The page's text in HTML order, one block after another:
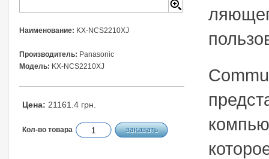
Наименование: KX-NCS2210XJ
Производитель: Panasonic
Модель: KX-NCS2210XJ
Цена: 21161.4 грн.
Кол-во товара